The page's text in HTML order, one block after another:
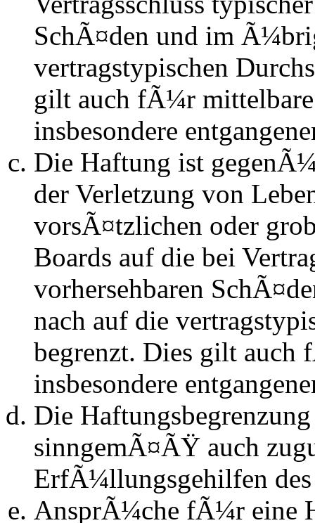
SchÃ¤den und im
vertragstypischen
gilt auch fÃ¼r
insbesondere
Die Haftung ist
der Verletzung von
vorsÃ¤tzlichen oder
Boards auf die bei
vorhersehbaren
nach auf die
begrenzt. Dies gilt auch
insbesondere
Die
sinngemÃ¤ÃŸ auch
ErfÃ¼llungsgehilfen des
AnsprÃ¼che fÃ¼r eine